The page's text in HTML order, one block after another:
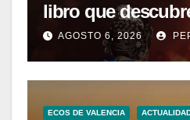
libro que
menos conocida
AGOSTO 6, 2026
ECOS DE VALENCIA